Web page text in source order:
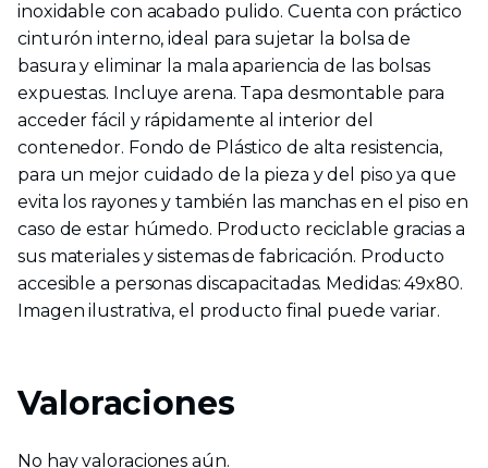
inoxidable con acabado pulido. Cuenta con práctico
cinturón interno, ideal para sujetar la bolsa de
basura y eliminar la mala apariencia de las bolsas
expuestas. Incluye arena. Tapa desmontable para
acceder fácil y rápidamente al interior del
contenedor. Fondo de Plástico de alta resistencia,
para un mejor cuidado de la pieza y del piso ya que
evita los rayones y también las manchas en el piso en
caso de estar húmedo. Producto reciclable gracias a
sus materiales y sistemas de fabricación. Producto
accesible a personas discapacitadas. Medidas: 49x80.
Imagen ilustrativa, el producto final puede variar.
Valoraciones
No hay valoraciones aún.